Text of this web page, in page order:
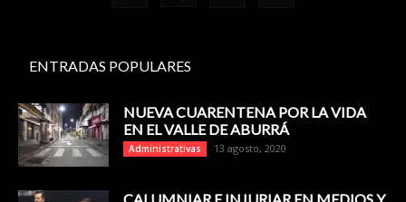
ENTRADAS POPULARES
NUEVA CUARENTENA POR LA VIDA
EN EL VALLE DE ABURRÁ
Administrativas 13 agosto, 2020